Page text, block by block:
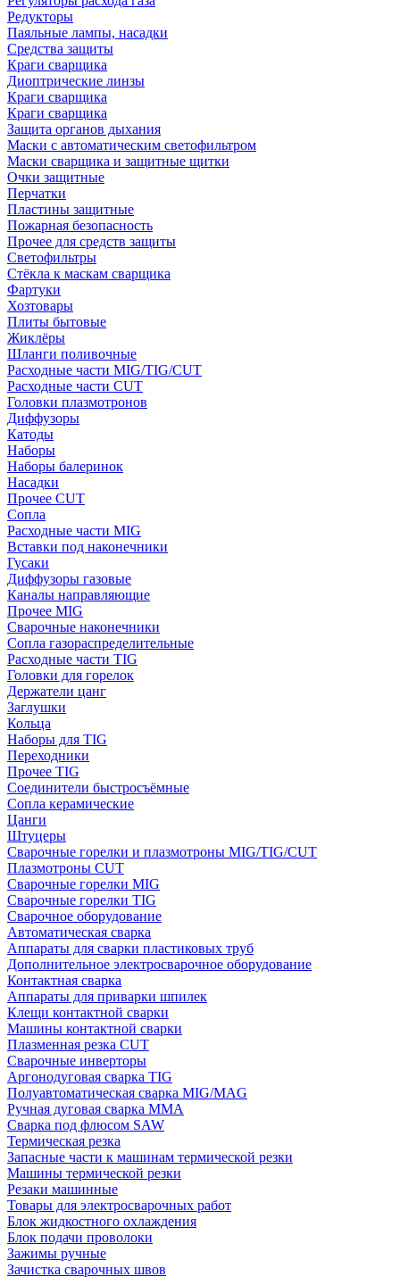
Редукторы
Паяльные лампы, насадки
Средства защиты
Краги сварщика
Диоптрические линзы
Краги сварщика
Краги сварщика
Защита органов дыхания
Маски с автоматическим светофильтром
Маски сварщика и защитные щитки
Очки защитные
Перчатки
Пластины защитные
Пожарная безопасность
Прочее для средств защиты
Светофильтры
Стёкла к маскам сварщика
Фартуки
Хозтовары
Плиты бытовые
Жиклёры
Шланги поливочные
Расходные части MIG/TIG/CUT
Расходные части CUT
Головки плазмотронов
Диффузоры
Катоды
Наборы
Наборы балеринок
Насадки
Прочее CUT
Сопла
Расходные части MIG
Вставки под наконечники
Гусаки
Диффузоры газовые
Каналы направляющие
Прочее MIG
Сварочные наконечники
Сопла газораспределительные
Расходные части TIG
Головки для горелок
Держатели цанг
Заглушки
Кольца
Наборы для TIG
Переходники
Прочее TIG
Соединители быстросъёмные
Сопла керамические
Цанги
Штуцеры
Сварочные горелки и плазмотроны MIG/TIG/CUT
Плазмотроны CUT
Сварочные горелки MIG
Сварочные горелки TIG
Сварочное оборудование
Автоматическая сварка
Аппараты для сварки пластиковых труб
Дополнительное электросварочное оборудование
Контактная сварка
Аппараты для приварки шпилек
Клещи контактной сварки
Машины контактной сварки
Плазменная резка CUT
Сварочные инверторы
Аргонодуговая сварка TIG
Полуавтоматическая сварка MIG/MAG
Ручная дуговая сварка MMA
Сварка под флюсом SAW
Термическая резка
Запасные части к машинам термической резки
Машины термической резки
Резаки машинные
Товары для электросварочных работ
Блок жидкостного охлаждения
Блок подачи проволоки
Зажимы ручные
Зачистка сварочных швов